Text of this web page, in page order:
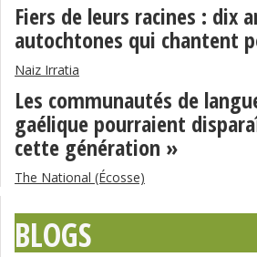
Fiers de leurs racines : dix
autochtones qui chantent
Naiz Irratia
Les communautés de
gaélique pourraient
cette génération »
The National (Écosse)
BLOGS